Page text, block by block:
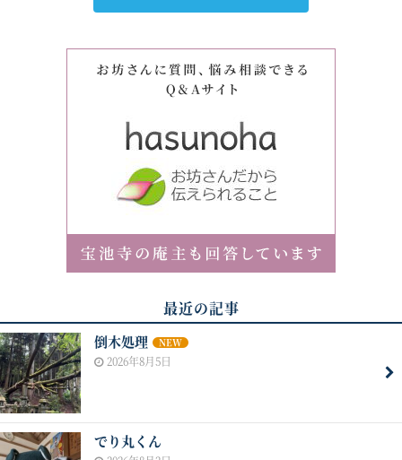
最近の記事
倒木処理 NEW
2026年8月5日
でり丸くん